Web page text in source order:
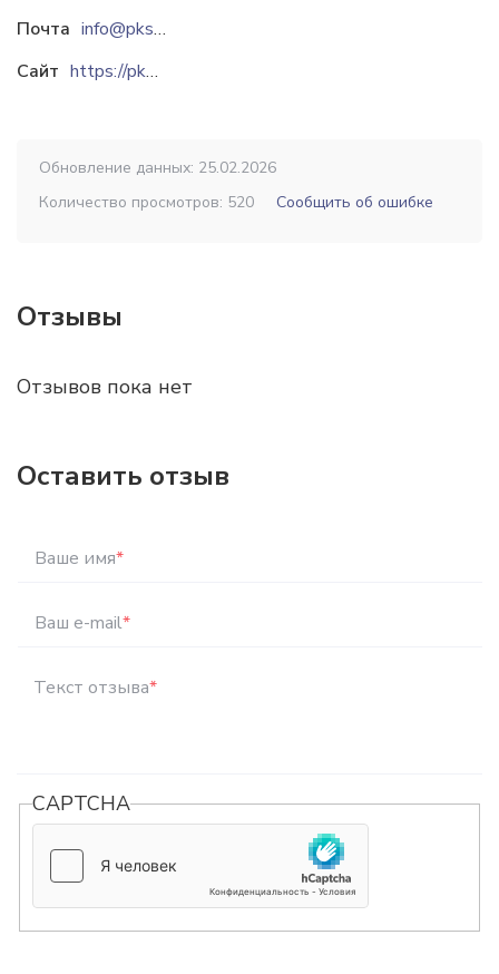
Почта
info@pksystems.ru
Сайт
https://pksystems.ru
Обновление данных: 25.02.2026
Количество просмотров: 520
Сообщить об ошибке
Отзывы
Отзывов пока нет
Оставить отзыв
Ваше имя*
Ваш e-mail*
Текст отзыва*
CAPTCHA